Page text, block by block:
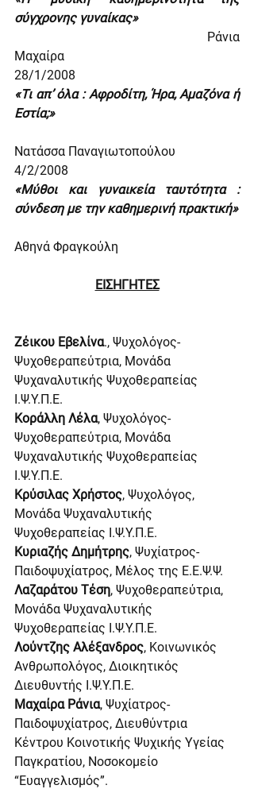
σύγχρονης γυναίκας»
Ράνια
Μαχαίρα
28/1/2008
«Τι απ’ όλα : Αφροδίτη, Ήρα, Αμαζόνα ή
Εστία;»
Νατάσσα Παναγιωτοπούλου
4/2/2008
«Μύθοι και γυναικεία ταυτότητα :
σύνδεση με την καθημερινή πρακτική»
Αθηνά Φραγκούλη
ΕΙΣΗΓΗΤΕΣ
Ζέικου Εβελίνα., Ψυχολόγος-
Ψυχοθεραπεύτρια, Μονάδα
Ψυχαναλυτικής Ψυχοθεραπείας
Ι.Ψ.Υ.Π.Ε.
Κοράλλη Λέλα, Ψυχολόγος-
Ψυχοθεραπεύτρια, Μονάδα
Ψυχαναλυτικής Ψυχοθεραπείας
Ι.Ψ.Υ.Π.Ε.
Κρύσιλας Χρήστος, Ψυχολόγος,
Μονάδα Ψυχαναλυτικής
Ψυχοθεραπείας Ι.Ψ.Υ.Π.Ε.
Κυριαζής Δημήτρης, Ψυχίατρος-
Παιδοψυχίατρος, Μέλος της Ε.Ε.Ψ.Ψ.
Λαζαράτου Τέση, Ψυχοθεραπεύτρια,
Μονάδα Ψυχαναλυτικής
Ψυχοθεραπείας Ι.Ψ.Υ.Π.Ε.
Λούντζης Αλέξανδρος, Κοινωνικός
Ανθρωπολόγος, Διοικητικός
Διευθυντής Ι.Ψ.Υ.Π.Ε.
Μαχαίρα Ράνια, Ψυχίατρος-
Παιδοψυχίατρος, Διευθύντρια
Κέντρου Κοινοτικής Ψυχικής Υγείας
Παγκρατίου, Νοσοκομείο
“Ευαγγελισμός”.